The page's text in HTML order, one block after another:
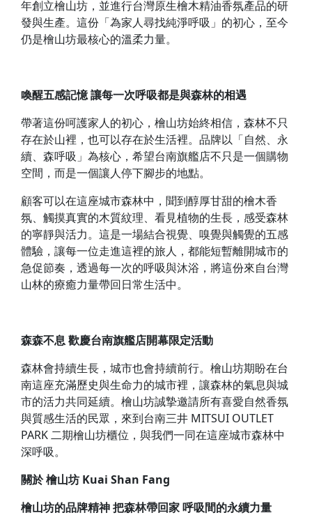
年創立檜山坊，並進行台灣原生檜木精油香氛產品的研
發與生產。這份「為家人尋找純淨呼吸」的初心，至今
仍是檜山坊最核心的溫柔力量。
喚醒五感記憶 讓每一次呼吸都是與森林的相遇
帶著這份呵護家人的初心，檜山坊始終相信，森林不只
存在於山裡，也可以存在於生活裡。品牌以「自然、永
續、森呼吸」為核心，希望台南旗艦店不只是一個購物
空間，而是一個讓人停下腳步的地點。
顧客可以在這座城市森林中，聞到醇厚甘甜的檜木香
氛、觸摸真實的木質紋理、看見植物的生長，感受森林
的寧靜與活力。這是一場結合視覺、嗅覺與觸覺的五感
體驗，讓每一位走進這裡的旅人，都能短暫離開城市的
急促節奏，透過每一次的呼吸與沐浴，將這份來自台灣
山林的療癒力量帶回日常生活中。
森森不息 歡慶台南旗艦店開幕限定活動
森林會持續生長，城市也會持續前行。檜山坊期盼在台
南這座充滿歷史與生命力的城市裡，讓森林的氣息與城
市的活力共同延續。檜山坊誠摯邀請所有喜愛自然香氛
與質感生活的民眾，來到台南三井 MITSUI OUTLET
PARK 二期檜山坊櫃位，與我們一同在這座城市森林中
深呼吸。
關於檜山坊Kuai Shan Fang
檜山坊的品牌精神 把森林帶回家 呼吸間的永續力量